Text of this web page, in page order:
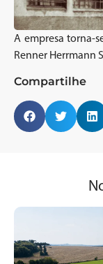
A empresa torna-
Renner Herrmann
Compartilhe